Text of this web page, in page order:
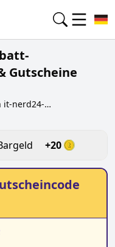
Gutscheine
it-nerd24-
für
nerd24.de, indem Sie
Sie Belohnungen, wenn
einreichen und
helfen.
+20